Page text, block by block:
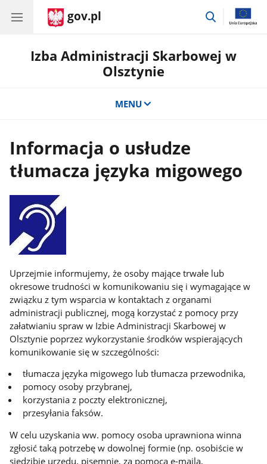
gov.pl
przejdź
Izba Administracji Skarbowej w
Olsztynie
MENU
Informacja o usłudze
tłumacza języka migowego
Uprzejmie informujemy, że osoby mające trwałe lub
okresowe trudności w komunikowaniu się i wymagające w
związku z tym wsparcia w kontaktach z organami
administracji publicznej, mogą korzystać z pomocy przy
załatwianiu spraw w Izbie Administracji Skarbowej w
Olsztynie poprzez wykorzystanie środków wspierających
komunikowanie się w szczególności:
tłumacza języka migowego lub tłumacza przewodnika,
pomocy osoby przybranej,
korzystania z poczty elektronicznej,
przesyłania faksów.
W celu uzyskania ww. pomocy osoba uprawniona winna
zgłosić taką potrzebę w dowolnej formie (np. osobiście w
siedzibie urzędu, pisemnie, za pomocą e-maila,